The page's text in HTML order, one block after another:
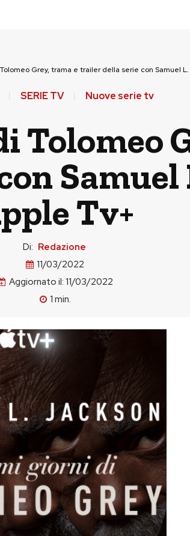
Grey, trama e trailer della serie con Samuel L.
SERIE TV Nuove serie tv
Samuel
Tv+
Di: Redazione
11/03/2022
Aggiornato il: 11/03/2022
1 min.